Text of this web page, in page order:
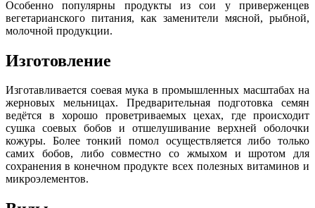
Особенно популярны продукты из сои у приверженцев
вегетарианского питания, как заменители мясной, рыбной,
молочной продукции.
Изготовление
Изготавливается соевая мука в промышленных масштабах на
жерновых мельницах. Предварительная подготовка семян
ведётся в хорошо проветриваемых цехах, где происходит
сушка соевых бобов и отшелушивание верхней оболочки
кожуры. Более тонкий помол осуществляется либо только
самих бобов, либо совместно со жмыхом и шротом для
сохранения в конечном продукте всех полезных витаминов и
микроэлементов.